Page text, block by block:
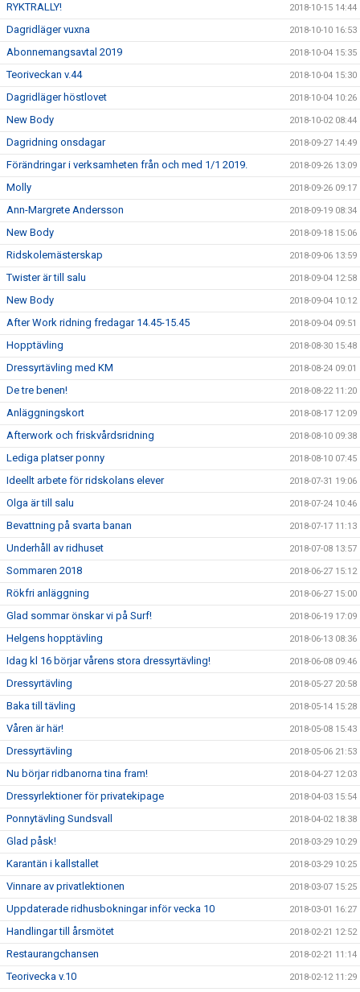
RYKTRALLY! 2018-10-15 14:44
Dagridläger vuxna 2018-10-10 16:53
Abonnemangsavtal 2019 2018-10-04 15:35
Teoriveckan v.44 2018-10-04 15:30
Dagridläger höstlovet 2018-10-04 10:26
New Body 2018-10-02 08:44
Dagridning onsdagar 2018-09-27 14:49
Förändringar i verksamheten från och med 1/1 2019. 2018-09-26 13:09
Molly 2018-09-26 09:17
Ann-Margrete Andersson 2018-09-19 08:34
New Body 2018-09-18 15:06
Ridskolemästerskap 2018-09-06 13:59
Twister är till salu 2018-09-04 12:58
New Body 2018-09-04 10:12
After Work ridning fredagar 14.45-15.45 2018-09-04 09:51
Hopptävling 2018-08-30 15:48
Dressyrtävling med KM 2018-08-24 09:01
De tre benen! 2018-08-22 11:20
Anläggningskort 2018-08-17 12:09
Afterwork och friskvårdsridning 2018-08-10 09:38
Lediga platser ponny 2018-08-10 07:45
Ideellt arbete för ridskolans elever 2018-07-31 19:06
Olga är till salu 2018-07-24 10:46
Bevattning på svarta banan 2018-07-17 11:13
Underhåll av ridhuset 2018-07-08 13:57
Sommaren 2018 2018-06-27 15:12
Rökfri anläggning 2018-06-27 15:00
Glad sommar önskar vi på Surf! 2018-06-19 17:09
Helgens hopptävling 2018-06-13 08:36
Idag kl 16 börjar vårens stora dressyrtävling! 2018-06-08 09:46
Dressyrtävling 2018-05-27 20:58
Baka till tävling 2018-05-14 15:28
Våren är här! 2018-05-08 15:43
Dressyrtävling 2018-05-06 21:53
Nu börjar ridbanorna tina fram! 2018-04-27 12:03
Dressyrlektioner för privatekipage 2018-04-03 15:54
Ponnytävling Sundsvall 2018-04-02 18:38
Glad påsk! 2018-03-29 10:29
Karantän i kallstallet 2018-03-29 10:25
Vinnare av privatlektionen 2018-03-07 15:25
Uppdaterade ridhusbokningar inför vecka 10 2018-03-01 16:27
Handlingar till årsmötet 2018-02-21 12:52
Restaurangchansen 2018-02-21 11:14
Teorivecka v.10 2018-02-12 11:29